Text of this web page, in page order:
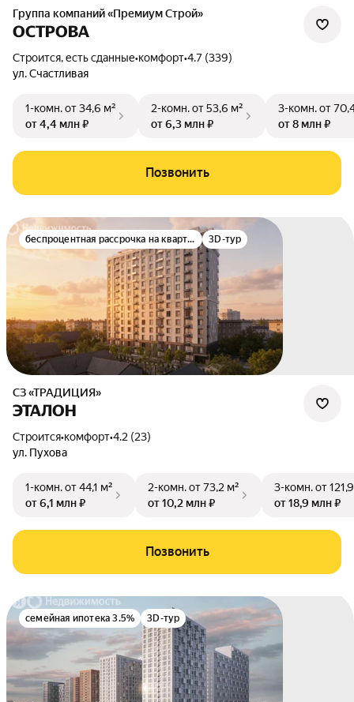
Группа компаний «Премиум Строй»
ОСТРОВА
Строится, есть сданные•комфорт•4.7 (339)
ул. Счастливая
1-комн.от 34,6 м²
от 4,4 млн ₽
2-комн.от 53,6 м²
от 6,3 млн ₽
3-комн.от
от 8 млн ₽
Позвонить
беспроцентная рассрочка на квартиру 3D-тур
СЗ «ТРАДИЦИЯ»
ЭТАЛОН
Строится•комфорт•4.2 (23)
ул. Пухова
1-комн.от 44,1 м²
от 6,1 млн ₽
2-комн.от 73,2 м²
от 10,2 млн ₽
3-комн.от
от 18,9 млн ₽
Позвонить
семейная ипотека 3.5% 3D-тур